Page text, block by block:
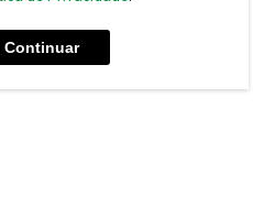
Continuar